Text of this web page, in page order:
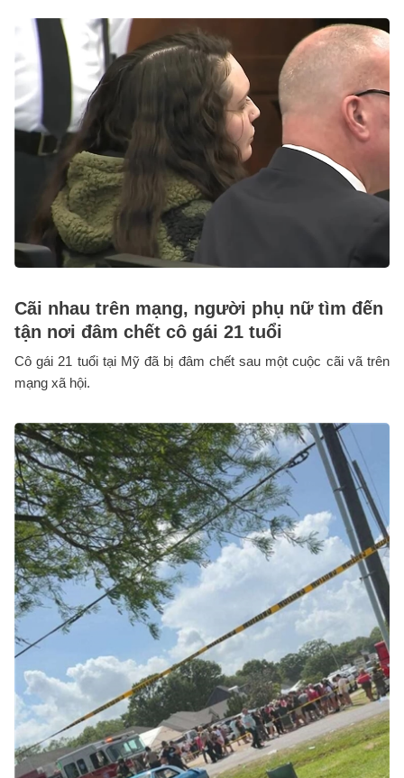
Cãi nhau trên mạng, người phụ nữ tìm đến
tận nơi đâm chết cô gái 21 tuổi
Cô gái 21 tuổi tại Mỹ đã bị đâm chết sau một cuộc cãi vã trên
mạng xã hội.